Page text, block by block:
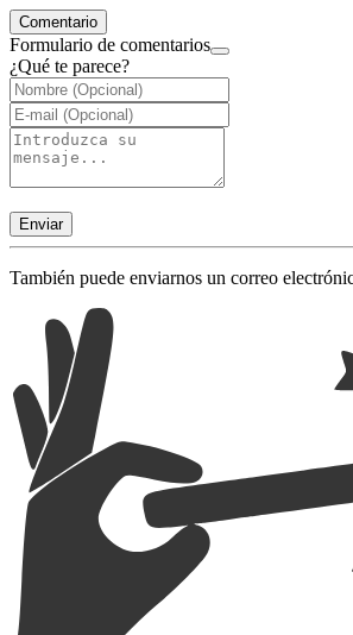
Comentario
Formulario de comentarios
¿Qué te parece?
Enviar
También puede enviarnos un correo